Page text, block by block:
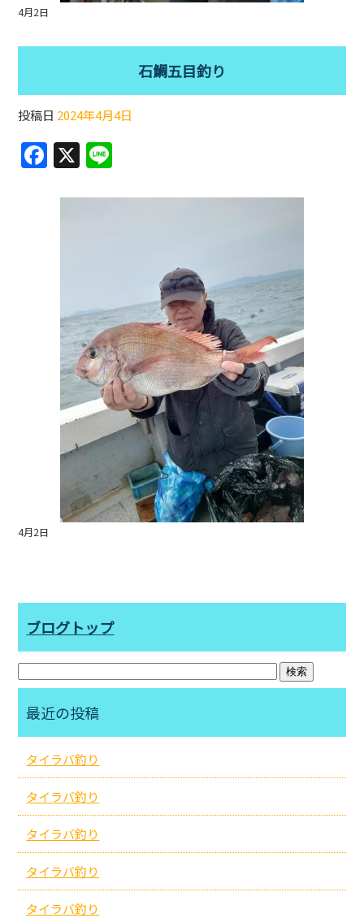
4月2日
石鯛五目釣り
投稿日 2024年4月4日
F
a
c
o
k
X
e
4月2日
ブログトップ
最近の投稿
タイラバ釣り
タイラバ釣り
タイラバ釣り
タイラバ釣り
タイラバ釣り